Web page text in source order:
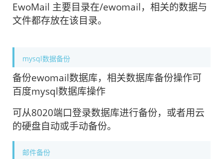
EwoMail 主要目录在/ewomail，相关的数据与
文件都存放在该目录。
mysql数据备份
备份ewomail数据库，相关数据库备份操作可
百度mysql数据库操作
可从8020端口登录数据库进行备份，或者用云
的硬盘自动或手动备份。
邮件备份